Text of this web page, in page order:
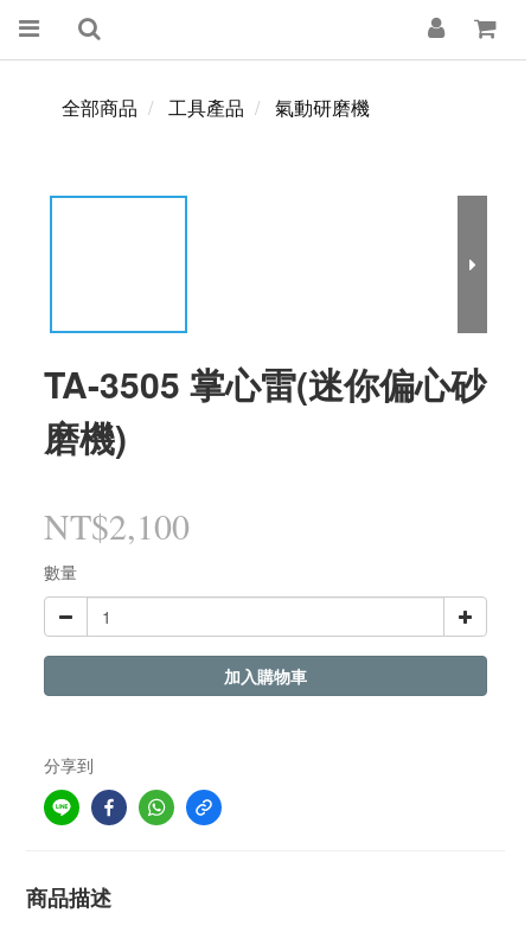
全部商品 工具產品 氣動研磨機
TA-3505 掌心雷(迷你偏心砂
磨機)
NT$2,100
數量
加入購物車
分享到
商品描述